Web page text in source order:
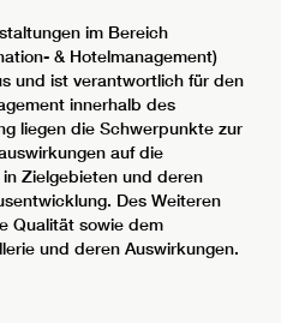
im Bereich
& Hotelmanagement)
und ist verantwortlich für den
innerhalb des
liegen die Schwerpunkte zur
auf die
Zielgebieten und deren
Des Weiteren
Qualität sowie dem
und deren Auswirkungen.